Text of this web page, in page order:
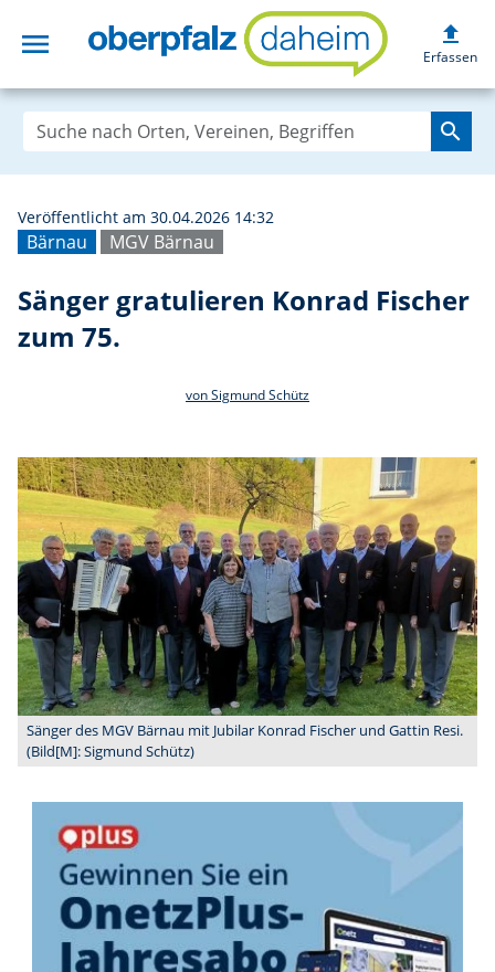
menu Sänger
upload
Erfassen
search
Bärnau MGV Bärnau
Veröffentlicht am 30.04.2026 14:32
Sänger gratulieren Konrad Fischer
zum 75.
von Sigmund Schütz
Sänger des MGV Bärnau mit Jubilar Konrad Fischer und Gattin Resi.
(Bild[M]: Sigmund Schütz)